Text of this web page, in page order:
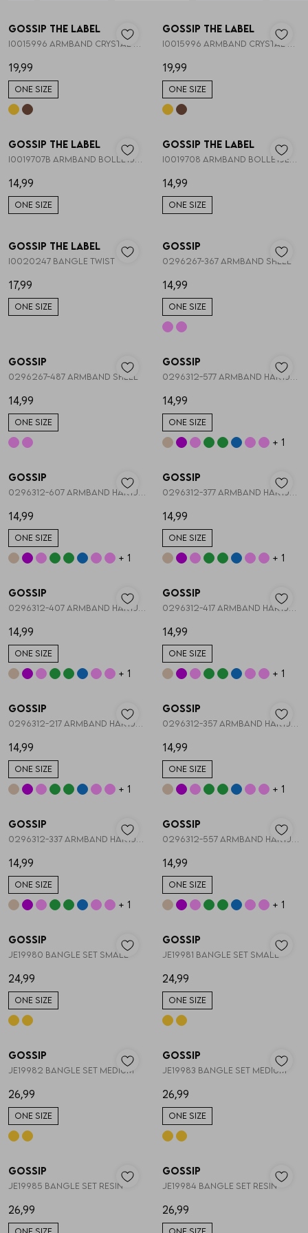
Skorts
T-shirts
Truien
Blazers & gilets
Rokken
Sets
Jumpsuits & playsuits
Vesten
Jassen
Lingerie
Broche
Giftboxen
Steentje/bedel
Enkelbandjes
Overige Sieraden
Parfum
Zonnebrillen
Sokken
Petten & Mutsen
Woonaccessoires
Overige Accessoires
1/1
Gossip the Label
19,99
ONE SIZE
1/1
Gossip the Label
19,99
ONE SIZE
1/1
Gossip the Label
14,99
ONE SIZE
1/1
Gossip the Label
14,99
ONE SIZE
1/1
Gossip the Label
I0020247 BANGLE TWIST
17,99
ONE SIZE
1/2
Gossip
0296267-367 ARMBAND SHELL
14,99
ONE SIZE
1/2
Gossip
0296267-487 ARMBAND SHELL
14,99
ONE SIZE
1/2
Gossip
14,99
+ 1
ONE SIZE
1/2
Gossip
14,99
+ 1
ONE SIZE
1/2
Nieuw
Gossip
14,99
+ 1
ONE SIZE
1/2
Nieuw
Gossip
14,99
+ 1
ONE SIZE
1/2
Nieuw
Gossip
14,99
+ 1
ONE SIZE
1/2
Nieuw
Gossip
14,99
+ 1
ONE SIZE
1/2
Nieuw
Gossip
14,99
+ 1
ONE SIZE
1/2
Nieuw
Gossip
14,99
+ 1
ONE SIZE
1/1
Nieuw
Gossip
14,99
+ 1
ONE SIZE
1/2
Gossip
JE19980 BANGLE SET SMALL
24,99
ONE SIZE
1/2
Gossip
JE19981 BANGLE SET SMALL
24,99
ONE SIZE
1/2
Gossip
JE19982 BANGLE SET MEDIUM
26,99
ONE SIZE
1/2
Gossip
JE19983 BANGLE SET MEDIUM
26,99
ONE SIZE
1/2
Gossip
JE19985 BANGLE SET RESIN
26,99
1/2
Gossip
JE19984 BANGLE SET RESIN
26,99